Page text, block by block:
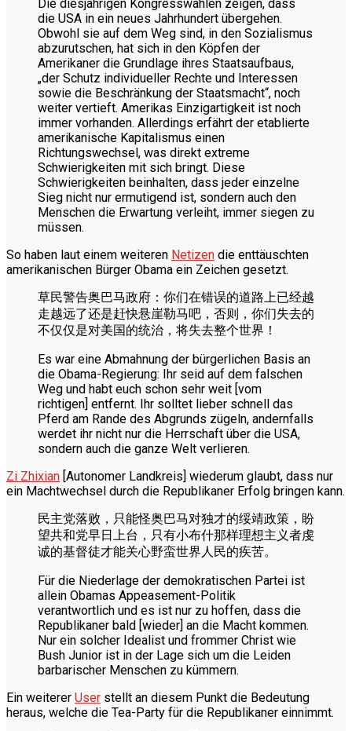
Die diesjährigen Kongresswahlen zeigen, dass
die USA in ein neues Jahrhundert übergehen.
Obwohl sie auf dem Weg sind, in den Sozialismus
abzurutschen, hat sich in den Köpfen der
Amerikaner die Grundlage ihres Staatsaufbaus,
„der Schutz individueller Rechte und Interessen
sowie die Beschränkung der Staatsmacht“, noch
weiter vertieft. Amerikas Einzigartigkeit ist noch
immer vorhanden. Allerdings erfährt der etablierte
amerikanische Kapitalismus einen
Richtungswechsel, was direkt extreme
Schwierigkeiten mit sich bringt. Diese
Schwierigkeiten beinhalten, dass jeder einzelne
Sieg nicht nur ermutigend ist, sondern auch den
Menschen die Erwartung verleiht, immer siegen zu
müssen.
So haben laut einem weiteren Netizen die enttäuschten
amerikanischen Bürger Obama ein Zeichen gesetzt.
草民警告奥巴马政府：你们在错误的道路上已经越
走越远了还是赶快悬崖勒马吧，否则，你们失去的
不仅仅是对美国的统治，将失去整个世界！
Es war eine Abmahnung der bürgerlichen Basis an
die Obama-Regierung: Ihr seid auf dem falschen
Weg und habt euch schon sehr weit [vom
richtigen] entfernt. Ihr solltet lieber schnell das
Pferd am Rande des Abgrunds zügeln, andernfalls
werdet ihr nicht nur die Herrschaft über die USA,
sondern auch die ganze Welt verlieren.
Zi Zhixian [Autonomer Landkreis] wiederum glaubt, dass nur
ein Machtwechsel durch die Republikaner Erfolg bringen kann.
民主党落败，只能怪奥巴马对独才的绥靖政策，盼
望共和党早日上台，只有小布什那样理想主义者虔
诚的基督徒才能关心野蛮世界人民的疾苦。
Für die Niederlage der demokratischen Partei ist
allein Obamas Appeasement-Politik
verantwortlich und es ist nur zu hoffen, dass die
Republikaner bald [wieder] an die Macht kommen.
Nur ein solcher Idealist und frommer Christ wie
Bush Junior ist in der Lage sich um die Leiden
barbarischer Menschen zu kümmern.
Ein weiterer User stellt an diesem Punkt die Bedeutung
heraus, welche die Tea-Party für die Republikaner einnimmt.